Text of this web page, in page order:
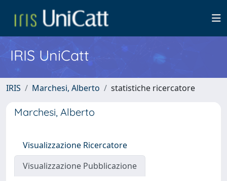
IRIS UniCatt
IRIS Marchesi, Alberto statistiche ricercatore
Marchesi, Alberto
Visualizzazione Ricercatore
Visualizzazione Pubblicazione